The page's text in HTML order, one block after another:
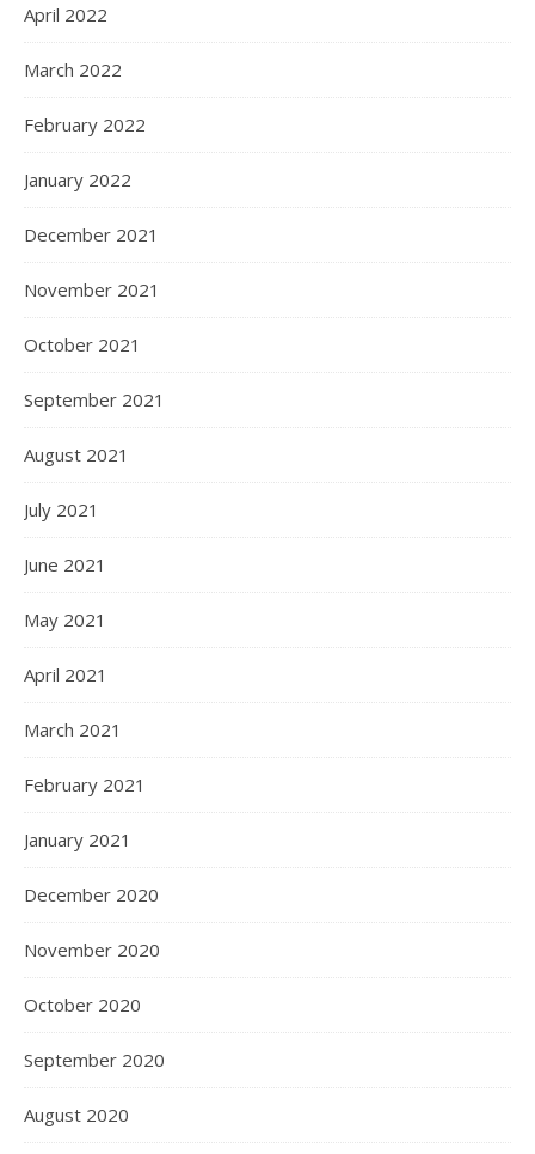
April 2022
March 2022
February 2022
January 2022
December 2021
November 2021
October 2021
September 2021
August 2021
July 2021
June 2021
May 2021
April 2021
March 2021
February 2021
January 2021
December 2020
November 2020
October 2020
September 2020
August 2020